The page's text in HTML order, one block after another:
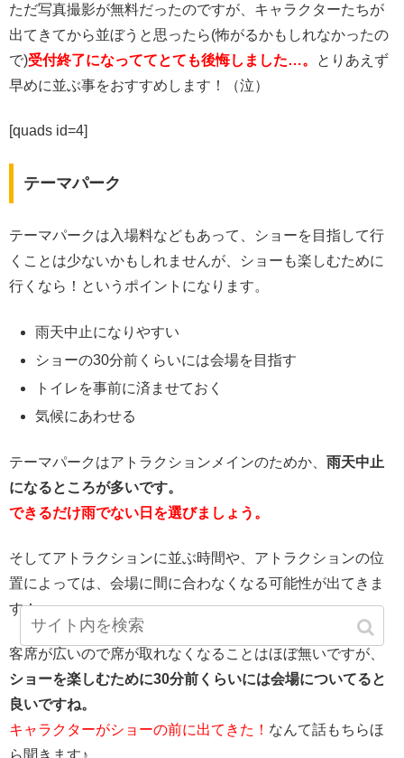
ただ写真撮影が無料だったのですが、キャラクターたちが
出てきてから並ぼうと思ったら(怖がるかもしれなかったの
で)受付終了になっててとても後悔しました…。
とりあえず
早めに並ぶ事をおすすめします！（泣）
[quads id=4]
テーマパーク
テーマパークは入場料などもあって、ショーを目指して行
くことは少ないかもしれませんが、ショーも楽しむために
行くなら！というポイントになります。
雨天中止になりやすい
ショーの30分前くらいには会場を目指す
トイレを事前に済ませておく
気候にあわせる
テーマパークはアトラクションメインのためか、 雨天中止
になるところが多いです。
できるだけ雨でない日を選びましょう。
そしてアトラクションに並ぶ時間や、アトラクションの位
置によっては、会場に間に合わなくなる可能性が出てきま
す！
客席が広いので席が取れなくなることはほぼ無いですが、
ショーを楽しむために30分前くらいには会場についてると
良いですね。
キャラクターがショーの前に出てきた！ なんて話もちらほ